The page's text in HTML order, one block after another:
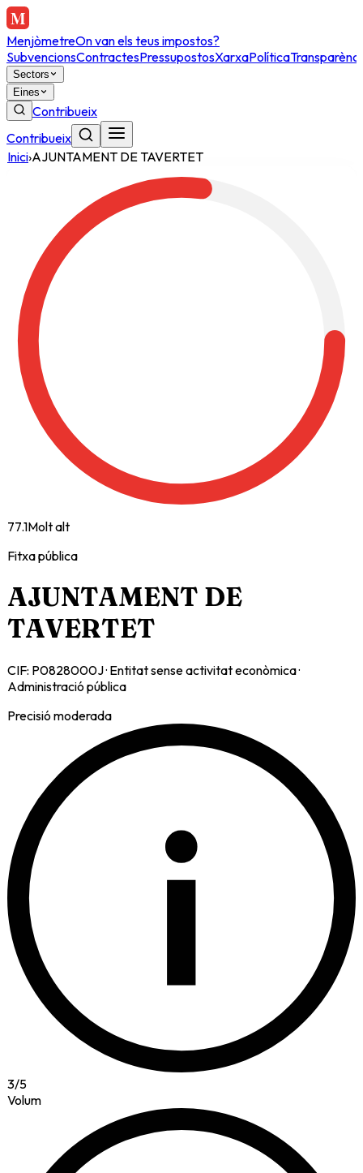
MenjòmetreOn van els teus impostos?
SubvencionsContractesPressupostosXarxaPolítica
Sectors
Eines
Contribueix
Contribueix
Inici›AJUNTAMENT DE TAVERTET
77.1Molt alt
Fitxa pública
AJUNTAMENT DE
TAVERTET
CIF: P0828000J· Entitat sense activitat econòmica·
Administració pública
Precisió moderada
i
3/5
Volum